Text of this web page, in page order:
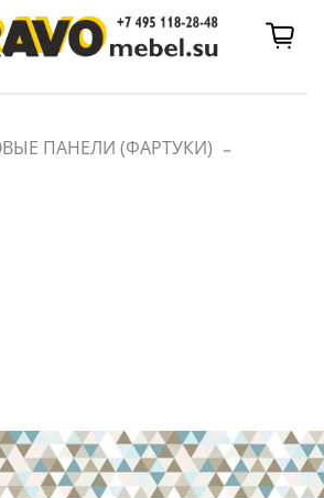
ПАНЕЛИ (ФАРТУКИ)